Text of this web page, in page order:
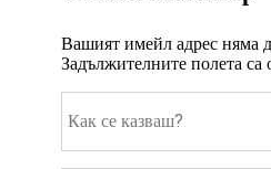
Вашият имейл адрес няма
Задължителните полета са